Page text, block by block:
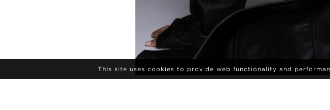
This site uses cookies to provide web functionality and